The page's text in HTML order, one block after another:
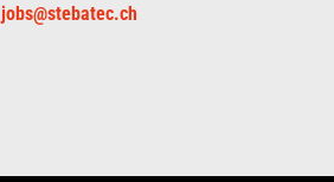
jobs@stebatec.ch